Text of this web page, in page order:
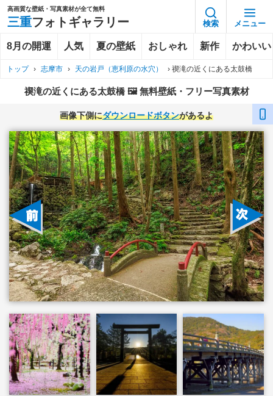
高画質な壁紙・写真素材が全て無料
三重フォトギャラリー 検索 メニュー
8月の開運 人気 夏の壁紙 おしゃれ 新作 かわいい
トップ › 志摩市 › 天の岩戸（恵利原の水穴） › 禊滝の近くにある太鼓橋
禊滝の近くにある太鼓橋 🖼️ 無料壁紙・フリー写真素材
画像下側にダウンロードボタンがあるよ